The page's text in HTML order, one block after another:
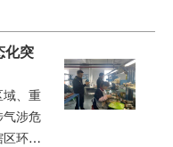
化突
域、重
气涉危
环境